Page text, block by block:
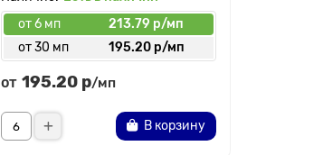
от 6 мп
213.79 р/мп
от 30 мп
195.20 р/мп
от 195.20 р/мп
В корзину